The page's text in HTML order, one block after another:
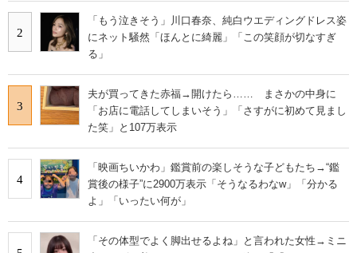
2
「もう泣きそう」川口春奈、純白ウエディングドレス姿
にネット騒然「ほんとに綺麗」「この笑顔が切なすぎ
る」
3
夫が買ってきた赤福→開けたら…… まさかの中身に
「お店に電話してしまいそう」「さすがに初めて見まし
た笑」と107万表示
4
「映画ちいかわ」鑑賞前の楽しそうな子どもたち→“鑑
賞後の様子”に2900万表示「そうなるわなw」「分かる
よ」「いったい何が」
「その体型でよく脚出せるよね」と言われた女性→ミニ